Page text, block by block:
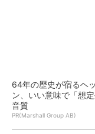
64年の歴史が宿るヘ
ン、いい意味で「想
音質
PR(Marshall Group AB)